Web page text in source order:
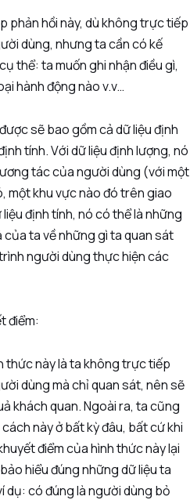
phản hồi này, dù không trực tiếp
dùng, nhưng ta cần có kế
thể: ta muốn ghi nhận điều gì,
hành động nào v.v…
sẽ bao gồm cả dữ liệu định
tính. Với dữ liệu định lượng, nó
tác của người dùng (với một
một khu vực nào đó trên giao
liệu định tính, nó có thể là những
của ta về những gì ta quan sát
người dùng thực hiện các
điểm:
thức này là ta không trực tiếp
dùng mà chỉ quan sát, nên sẽ
khách quan. Ngoài ra, ta cũng
này ở bất kỳ đâu, bất cứ khi
điểm của hình thức này lại
hiểu đúng những dữ liệu ta
dụ: có đúng là người dùng bỏ